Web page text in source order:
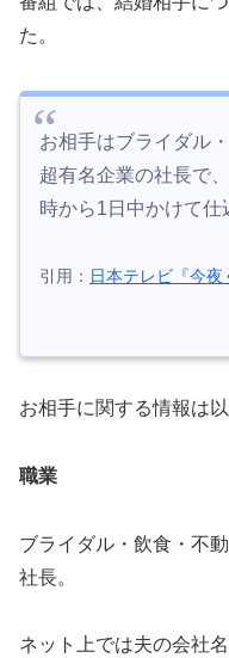
た。
お相手はブライダル
超有名企業の社長で
時から1日中かけて仕
引用： 日本テレビ『今夜
お相手に関する情報は
職業
ブライダル・飲食・不
社長。
ネット上では夫の会社